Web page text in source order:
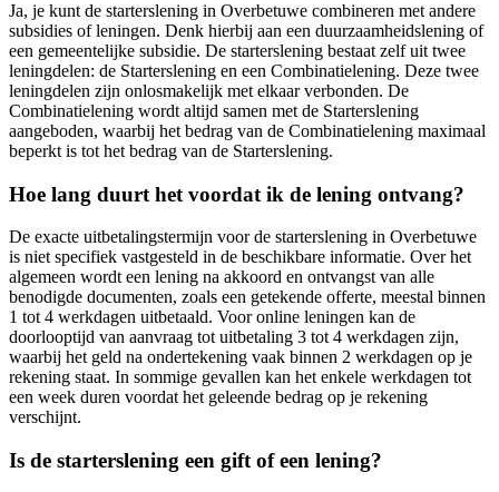
Ja, je kunt de starterslening in Overbetuwe combineren met andere
subsidies of leningen. Denk hierbij aan een duurzaamheidslening of
een gemeentelijke subsidie. De starterslening bestaat zelf uit twee
leningdelen: de Starterslening en een Combinatielening. Deze twee
leningdelen zijn onlosmakelijk met elkaar verbonden. De
Combinatielening wordt altijd samen met de Starterslening
aangeboden, waarbij het bedrag van de Combinatielening maximaal
beperkt is tot het bedrag van de Starterslening.
Hoe lang duurt het voordat ik de lening ontvang?
De exacte uitbetalingstermijn voor de starterslening in Overbetuwe
is niet specifiek vastgesteld in de beschikbare informatie. Over het
algemeen wordt een lening na akkoord en ontvangst van alle
benodigde documenten, zoals een getekende offerte, meestal binnen
1 tot 4 werkdagen uitbetaald. Voor online leningen kan de
doorlooptijd van aanvraag tot uitbetaling 3 tot 4 werkdagen zijn,
waarbij het geld na ondertekening vaak binnen 2 werkdagen op je
rekening staat. In sommige gevallen kan het enkele werkdagen tot
een week duren voordat het geleende bedrag op je rekening
verschijnt.
Is de starterslening een gift of een lening?